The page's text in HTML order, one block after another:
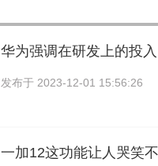
华为强调在研发上的投
发布于 2023-12-01 15:56:26
一加12这功能让人哭笑